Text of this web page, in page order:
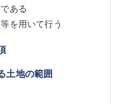
ある
を用いて行う
土地の範囲